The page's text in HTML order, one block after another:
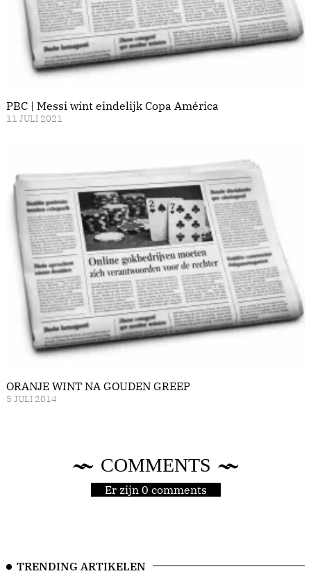
PBC | Messi wint eindelijk Copa América
11 JULI 2021
ORANJE WINT NA GOUDEN GREEP
5 JULI 2014
COMMENTS
Er zijn 0 comments
TRENDING ARTIKELEN